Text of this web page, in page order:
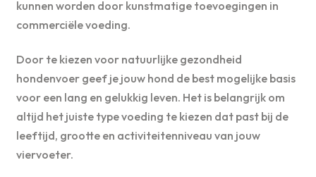
kunnen worden door kunstmatige toevoegingen in
commerciële voeding.
Door te kiezen voor natuurlijke gezondheid
hondenvoer geef je jouw hond de best mogelijke basis
voor een lang en gelukkig leven. Het is belangrijk om
altijd het juiste type voeding te kiezen dat past bij de
leeftijd, grootte en activiteitenniveau van jouw
viervoeter.